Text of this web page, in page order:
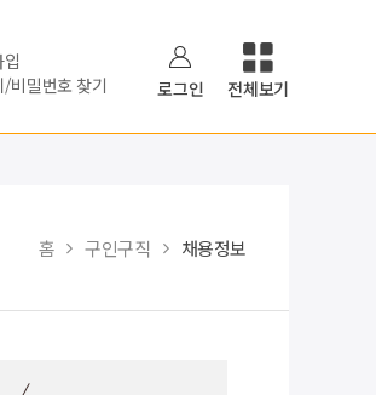
/비밀번호 찾기
로그인 전체보기
홈 구인구직 채용정보